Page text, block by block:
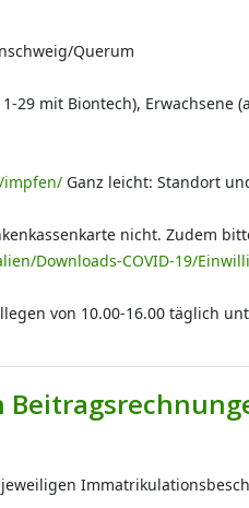
Querum
29 mit Biontech),
impfen/ Ganz leicht: Standort
nicht. Zudem
Downloads-COVID-19/
von 10.00-16.00 täglich